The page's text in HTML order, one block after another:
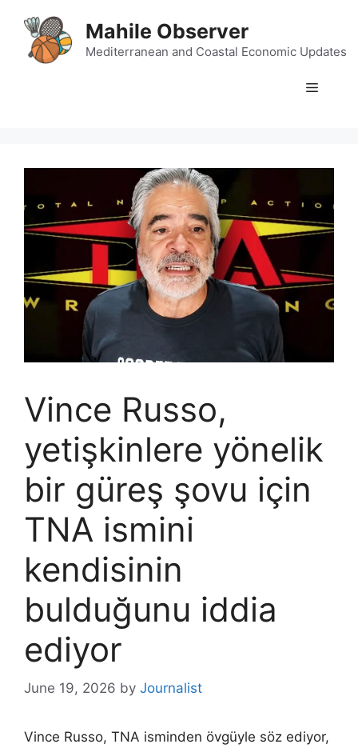
content
Mahile Observer
Mediterranean and Coastal Economic Updates
Menu
Vince Russo,
yetişkinlere yönelik
bir güreş şovu için
TNA ismini
kendisinin
bulduğunu iddia
ediyor
June 19, 2026 by Journalist
Vince Russo, TNA isminden övgüyle söz ediyor,